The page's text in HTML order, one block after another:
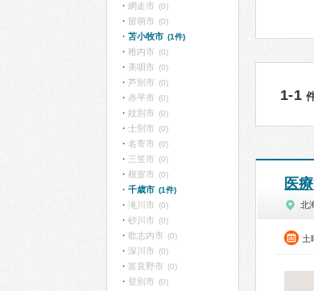
1-1
医
北
土
網走市 (0)
留萌市 (0)
苫小牧市 (1件)
稚内市 (0)
美唄市 (0)
芦別市 (0)
赤平市 (0)
紋別市 (0)
士別市 (0)
名寄市 (0)
三笠市 (0)
根室市 (0)
千歳市 (1件)
滝川市 (0)
砂川市 (0)
歌志内市 (0)
深川市 (0)
富良野市 (0)
登別市 (0)